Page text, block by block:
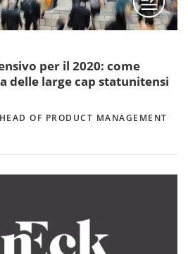
per il 2020: come
delle large cap statunitensi
OF PRODUCT MANAGEMENT